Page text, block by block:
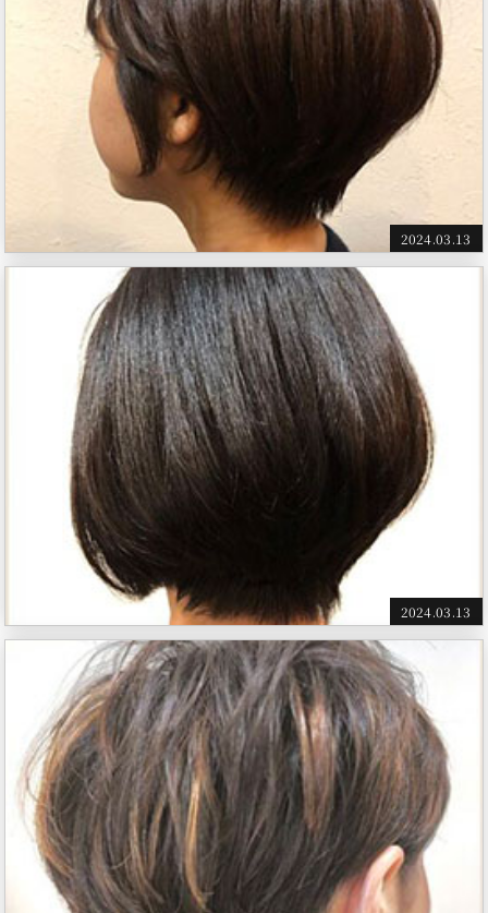
2024.03.13
2024.03.13